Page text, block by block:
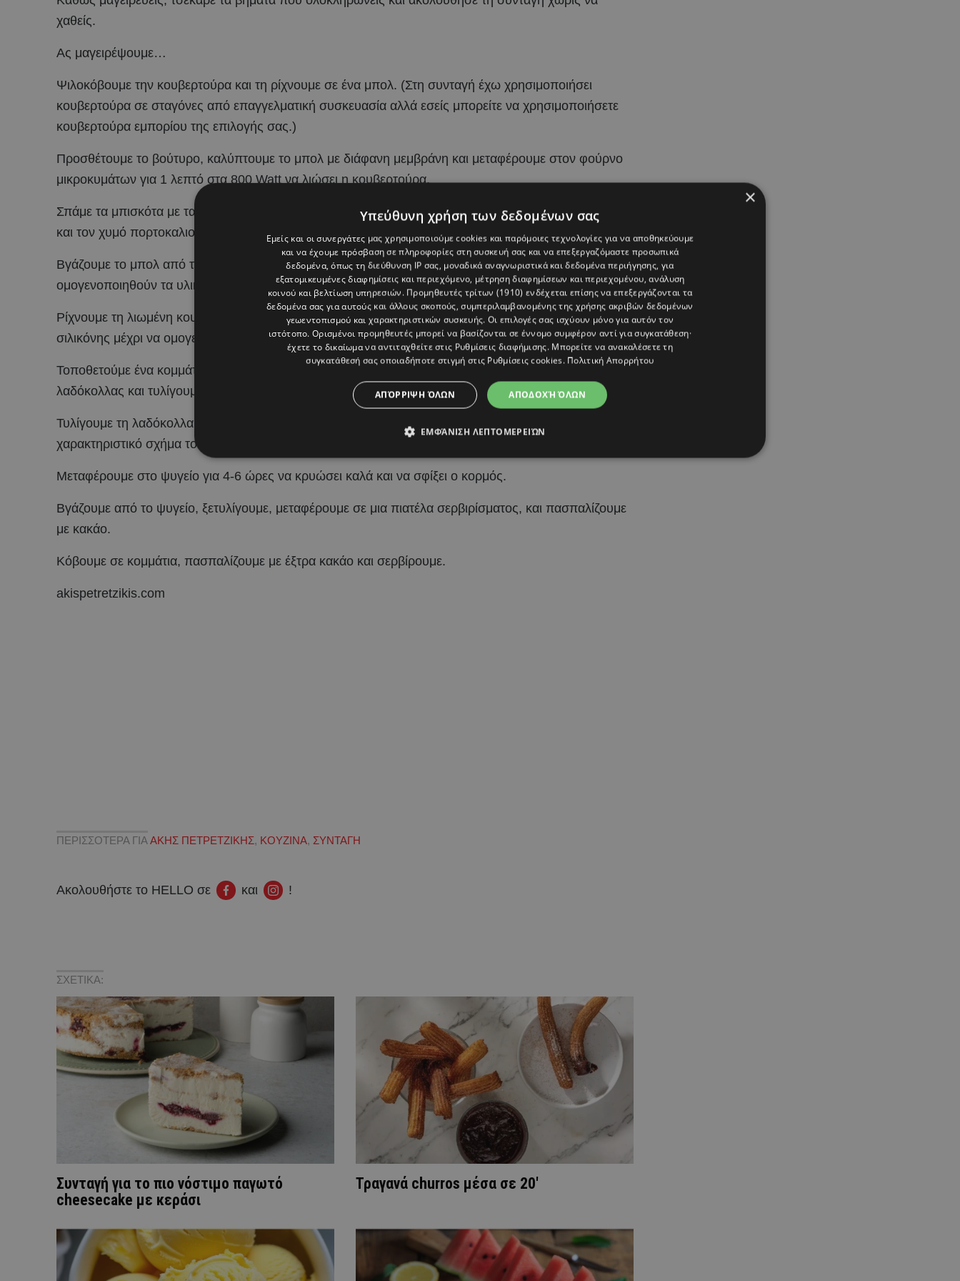
χαθείς.
Ας μαγειρέψουμε…
Ψιλοκόβουμε την κουβερτούρα και τη ρίχνουμε σε ένα μπολ. (Στη συνταγή έχω χρησιμοποιήσει
κουβερτούρα σε σταγόνες από επαγγελματική συσκευασία αλλά εσείς μπορείτε να χρησιμοποιήσετε
κουβερτούρα εμπορίου της επιλογής σας.)
Προσθέτουμε το βούτυρο, καλύπτουμε το μπολ με διάφανη μεμβράνη και μεταφέρουμε στον φούρνο
μικροκυμάτων για 1 λεπτό στα 800 Watt να λιώσει η κουβερτούρα.
Σπάμε τα μπισκότα με τα χέρια μας σε μεγάλα κομμάτια μέσα σε ένα μπολ, προσθέτουμε τα καρύδια
και τον χυμό πορτοκαλιού, και ανακατεύουμε ώστε να καλυφθούν καλά τα μπισκότα από τον χυμό.
Βγάζουμε το μπολ από τον φούρνο μικροκυμάκτων και ανακατεύουμε με μια σπάτουλα σιλοκόνης να
ομογενοποιηθούν τα υλικά.
Ρίχνουμε τη λιωμένη κουβερτούρα στο μπολ με τα μπισκότα και ανακατεύουμε με τη σπάτουλα
σιλικόνης μέχρι να ομογενοποιηθούν.
Τοποθετούμε ένα κομμάτι λαδόκολλας στον πάγκο εργασίας, αδειάζουμε το μείγμα στο κέντρο της
λαδόκολλας και τυλίγουμε σε καραμέλα.
Τυλίγουμε τη λαδόκολλα με διάφανη μεμβράνη και πιέζουμε καλά με τα χέρια μας για να δώσουμε το
χαρακτηριστικό σχήμα του κορμού, σφίγγοντας τις άκρες.
Μεταφέρουμε στο ψυγείο για 4-6 ώρες να κρυώσει καλά και να σφίξει ο κορμός.
Βγάζουμε από το ψυγείο, ξετυλίγουμε, μεταφέρουμε σε μια πιατέλα σερβιρίσματος, και πασπαλίζουμε
με κακάο.
Κόβουμε σε κομμάτια, πασπαλίζουμε με έξτρα κακάο και σερβίρουμε.
akispetretzikis.com
ΠΕΡΙΣΣΟΤΕΡΑ ΓΙΑ ΑΚΗΣ ΠΕΤΡΕΤΖΙΚΗΣ, ΚΟΥΖΙΝΑ, ΣΥΝΤΑΓΗ
Ακολουθήστε το HELLO σε και !
ΣΧΕΤΙΚΑ:
Συνταγή για το πιο νόστιμο παγωτό
cheesecake με κεράσι
Τραγανά churros μέσα σε 20′
×
Υπεύθυνη χρήση των δεδομένων σας
Εμείς και οι συνεργάτες μας χρησιμοποιούμε cookies και παρόμοιες τεχνολογίες για να αποθηκεύουμε
και να έχουμε πρόσβαση σε πληροφορίες στη συσκευή σας και να επεξεργαζόμαστε προσωπικά
δεδομένα, όπως τη διεύθυνση IP σας, μοναδικά αναγνωριστικά και δεδομένα περιήγησης, για
εξατομικευμένες διαφημίσεις και περιεχόμενο, μέτρηση διαφημίσεων και περιεχομένου, ανάλυση
κοινού και βελτίωση υπηρεσιών. Προμηθευτές τρίτων (1910) ενδέχεται επίσης να επεξεργάζονται τα
δεδομένα σας για αυτούς και άλλους σκοπούς, συμπεριλαμβανομένης της χρήσης ακριβών δεδομένων
γεωεντοπισμού και χαρακτηριστικών συσκευής. Οι επιλογές σας ισχύουν μόνο για αυτόν τον
ιστότοπο. Ορισμένοι προμηθευτές μπορεί να βασίζονται σε έννομο συμφέρον αντί για συγκατάθεση·
έχετε το δικαίωμα να αντιταχθείτε στις Ρυθμίσεις διαφήμισης. Μπορείτε να ανακαλέσετε τη
συγκατάθεσή σας οποιαδήποτε στιγμή στις Ρυθμίσεις cookies. Πολιτική Απορρήτου
ΑΠΟΔΟΧΉ ΌΛΩΝ
ΑΠΌΡΡΙΨΗ ΌΛΩΝ
ΕΜΦΆΝΙΣΗ ΛΕΠΤΟΜΕΡΕΙΏΝ